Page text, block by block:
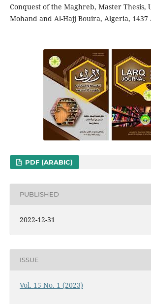
Conquest of the Maghreb, Master Thesis,
Mohand and Al-Hajj Bouira, Algeria, 1437
PDF (ARABIC)
PUBLISHED
2022-12-31
ISSUE
Vol. 15 No. 1 (2023)